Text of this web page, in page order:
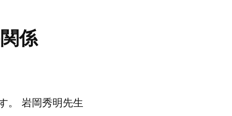
係
。 岩岡秀明先生